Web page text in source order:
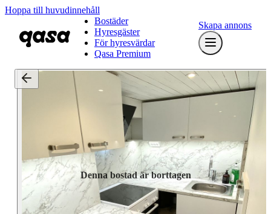
Hoppa till huvudinnehåll
Bostäder
Hyresgäster
För hyresvärdar
Qasa Premium
Skapa annons
Denna bostad är borttagen